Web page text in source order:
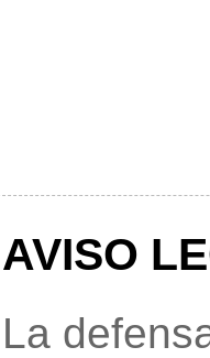
AVISO
La